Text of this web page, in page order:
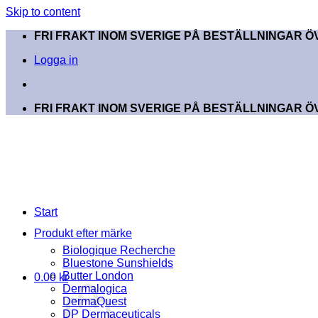
Skip to content
FRI FRAKT INOM SVERIGE PÅ BESTÄLLNINGAR
Logga in
FRI FRAKT INOM SVERIGE PÅ BESTÄLLNINGAR
0.00 kr
Start
Produkt efter märke
Biologique Recherche
Bluestone Sunshields
Butter London
Dermalogica
DermaQuest
DP Dermaceuticals